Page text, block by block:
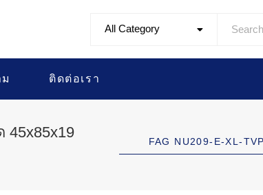
All Category
ติดต่อเรา
45x85x19
FAG NU209-E-XL-